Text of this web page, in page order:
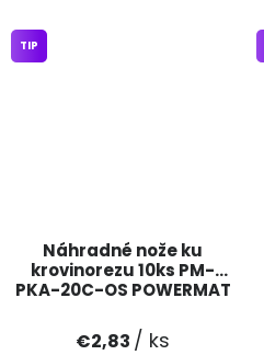
Náhradné nože ku
krovinorezu 10ks PM-
PKA-20C-OS POWERMAT
TIP
€2,83 / ks